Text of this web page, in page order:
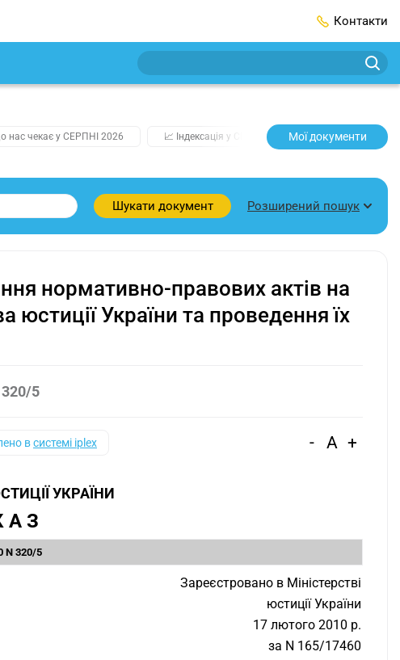
Контакти
чекає у СЕРПНІ 2026 📈 Індексація у СЕРПНІ 2️⃣0️⃣2️⃣7️⃣ Усі
Мої документи
Шукати документ Розширений пошук
нормативно-правових актів на
України та проведення їх
5
всистемі iplex - A +
УКРАЇНИ
А З
N 320/5
Зареєстровано в Міністерстві
юстиції України
17 лютого 2010 р.
за N 165/17460